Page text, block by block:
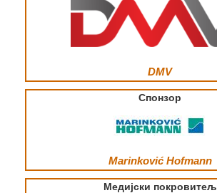
DMV
Спонзор
Marinković Hofmann
Медијски покровитељ